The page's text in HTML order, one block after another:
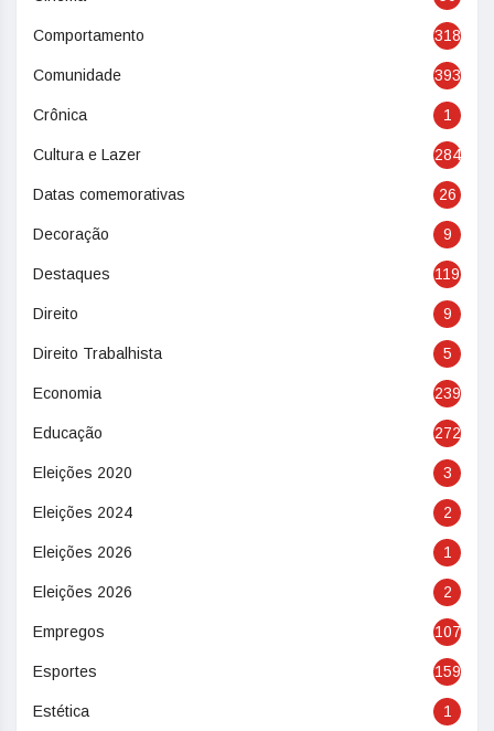
Comportamento 318
Comunidade 393
Crônica 1
Cultura e Lazer 284
Datas comemorativas 26
Decoração 9
Destaques 119
Direito 9
Direito Trabalhista 5
Economia 239
Educação 272
Eleições 2020 3
Eleições 2024 2
Eleições 2026 1
Eleições 2026 2
Empregos 107
Esportes 159
Estética 1